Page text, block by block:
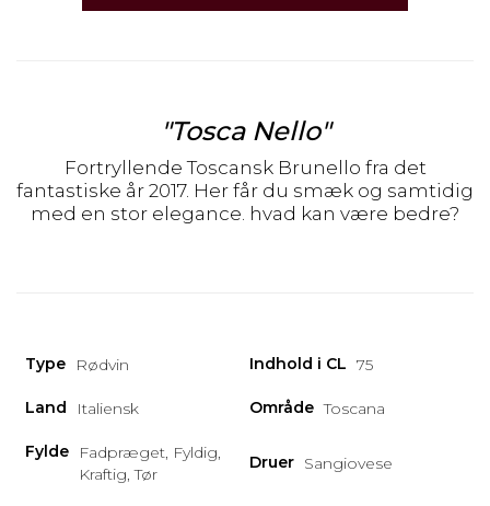
"Tosca Nello"
Fortryllende Toscansk Brunello fra det
fantastiske år 2017. Her får du smæk og samtidig
med en stor elegance. hvad kan være bedre?
Type Rødvin Indhold i CL 75
Land Italiensk Område Toscana
Fylde
Fadpræget, Fyldig,
Kraftig, Tør
Druer Sangiovese